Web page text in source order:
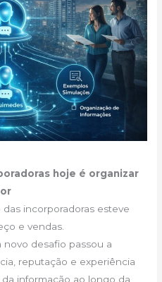
hoje é organizar
incorporadoras esteve
e vendas.
desafio passou a
reputação e experiência
informação ao longo da